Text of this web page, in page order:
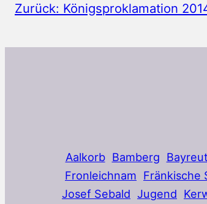
Zurück: Königsproklamation
Aalkorb Bamberg
Fronleichnam Fränkische
Josef Sebald Jugend